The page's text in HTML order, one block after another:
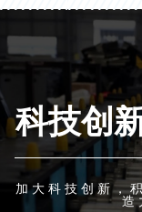
科技创
加大科技创新，
造